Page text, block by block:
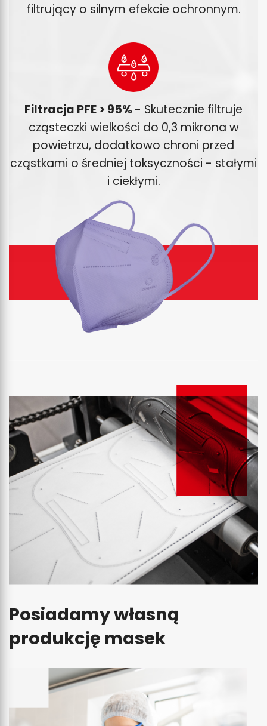
filtrujący o silnym efekcie ochronnym.
Filtracja PFE > 95% - Skutecznie filtruje
cząsteczki wielkości do 0,3 mikrona w
powietrzu, dodatkowo chroni przed
cząstkami o średniej toksyczności - stałymi
i ciekłymi.
Posiadamy własną
produkcję masek